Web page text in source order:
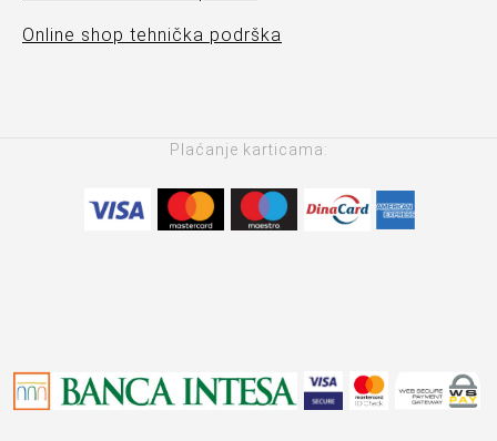
Online shop tehnička podrška
Plaćanje karticama: